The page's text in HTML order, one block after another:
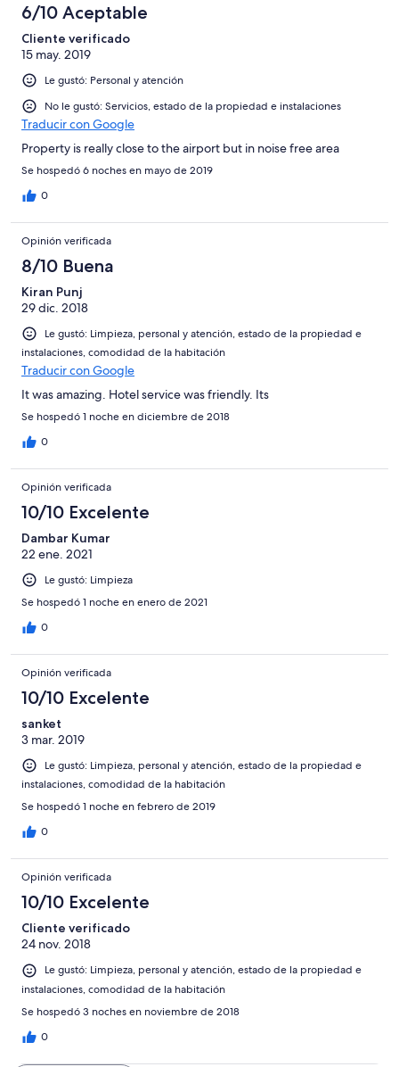
6/10 Aceptable
Cliente verificado
15 may. 2019
Le gustó: Personal y atención
No le gustó: Servicios, estado de la propiedad e instalaciones
Traducir con Google
Property is really close to the airport but in noise free area
Se hospedó 6 noches en mayo de 2019
0
Opinión verificada
8/10 Buena
Kiran Punj
29 dic. 2018
Le gustó: Limpieza, personal y atención, estado de la propiedad e
instalaciones, comodidad de la habitación
Traducir con Google
It was amazing. Hotel service was friendly. Its
Se hospedó 1 noche en diciembre de 2018
0
Opinión verificada
10/10 Excelente
Dambar Kumar
22 ene. 2021
Le gustó: Limpieza
Se hospedó 1 noche en enero de 2021
0
Opinión verificada
10/10 Excelente
sanket
3 mar. 2019
Le gustó: Limpieza, personal y atención, estado de la propiedad e
instalaciones, comodidad de la habitación
Se hospedó 1 noche en febrero de 2019
0
Opinión verificada
10/10 Excelente
Cliente verificado
24 nov. 2018
Le gustó: Limpieza, personal y atención, estado de la propiedad e
instalaciones, comodidad de la habitación
Se hospedó 3 noches en noviembre de 2018
0